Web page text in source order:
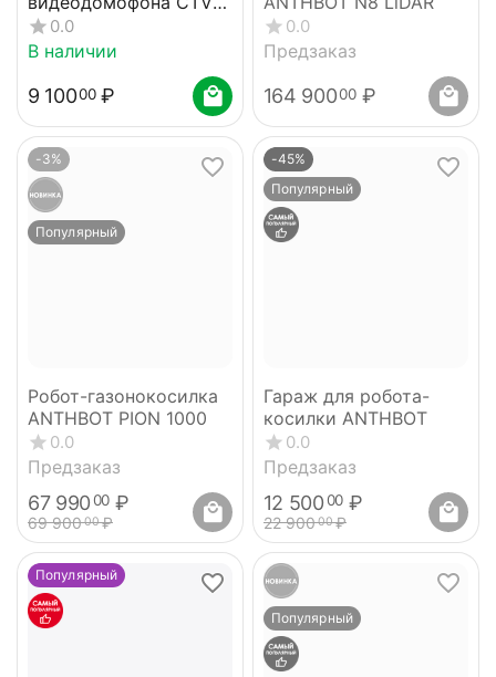
M1701MD
0.0
В наличии
9 10000 ₽
0.0
Предзаказ
164 90000 ₽
-3%
Популярный
Робот-газонокосилка
ANTHBOT PION 1000
0.0
Предзаказ
67 99000 ₽
69 90000₽
-45%
Популярный
Гараж для робота-
косилки ANTHBOT
0.0
Предзаказ
12 50000 ₽
22 90000₽
Популярный
Популярный